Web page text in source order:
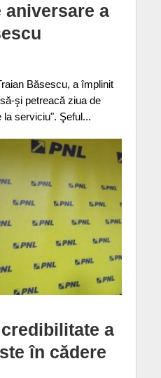
aniversare a
Băsescu, a împlinit
şi petreacă ziua de
la serviciu". Şeful...
a
în cădere